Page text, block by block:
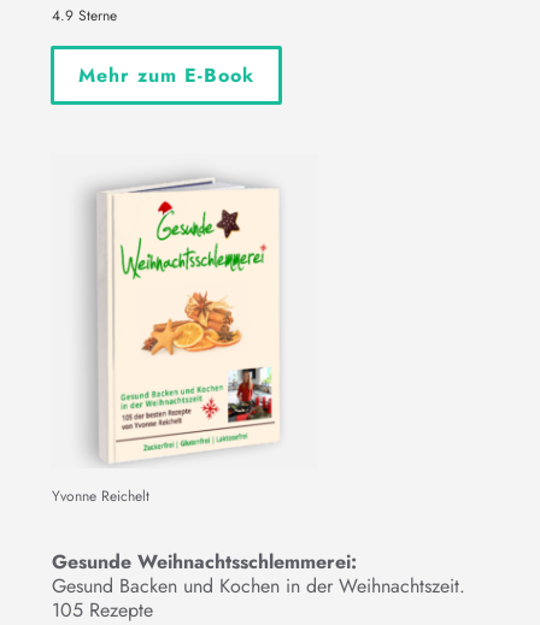
4.9 Sterne
Mehr zum E-Book
Yvonne Reichelt
Gesunde Weihnachtsschlemmerei:
Gesund Backen und Kochen in der Weihnachtszeit.
105 Rezepte